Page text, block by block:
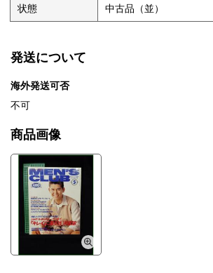
状態 中古品（並）
発送について
海外発送可否
不可
商品画像